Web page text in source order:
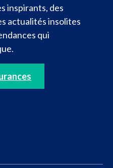
inspirants, des
actualités insolites
qui